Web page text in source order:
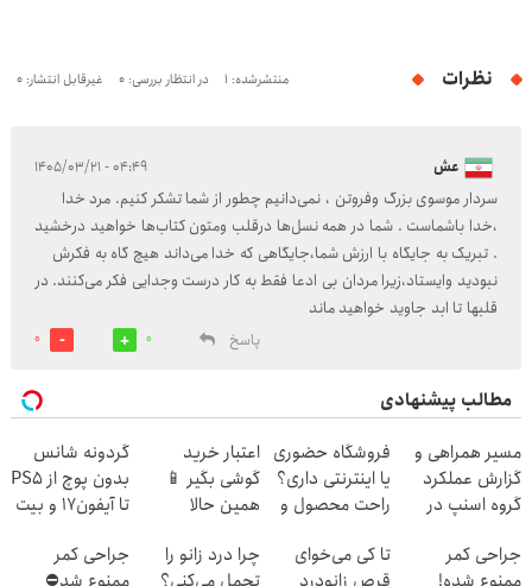
نظرات منتشرشده: 1 در انتظار بررسی: 0 غیرقابل انتشار: 0
عش ۰۴:۴۹ - ۱۴۰۵/۰۳/۲۱
سردار موسوی بزرگ وفروتن ، نمی‌دانیم چطور از شما تشکر کنیم. مرد خدا
،خدا باشماست . شما در همه نسل‌ها درقلب ومتون کتاب‌ها خواهید درخشید
. تبریک به جایگاه با ارزش شما،جایگاهی که خدا می‌داند هیچ گاه به فکرش
نبودید وایستاد،زیرا مردان بی ادعا فقط به کار درست وجدایی فکر می‌کنند. در
قلبها تا ابد جاوید خواهید ماند
پاسخ
0
0
مطالب پیشنهادی
مسیر همراهی و
گزارش عملکرد
گروه اسنپ در
فروشگاه حضوری
یا اینترنتی داری؟
راحت محصول و
بفروش
اعتبار خرید
گوشی بگیر 📱
همین حالا
بده 🎯
گردونه شانس
بدون پوچ از PS5
تا آیفون17 و بیت
جراحی کمر
تا کی می‌خوای
چرا درد زانو را
جراحی کمر